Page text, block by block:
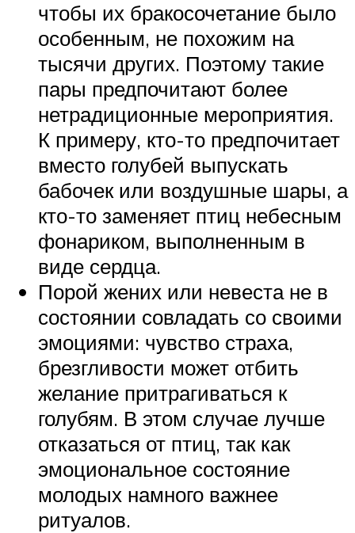
чтобы их бракосочетание было
особенным, не похожим на
тысячи других. Поэтому такие
пары предпочитают более
нетрадиционные мероприятия.
К примеру, кто-то предпочитает
вместо голубей выпускать
бабочек или воздушные шары, а
кто-то заменяет птиц небесным
фонариком, выполненным в
виде сердца.
Порой жених или невеста не в
состоянии совладать со своими
эмоциями: чувство страха,
брезгливости может отбить
желание притрагиваться к
голубям. В этом случае лучше
отказаться от птиц, так как
эмоциональное состояние
молодых намного важнее
ритуалов.